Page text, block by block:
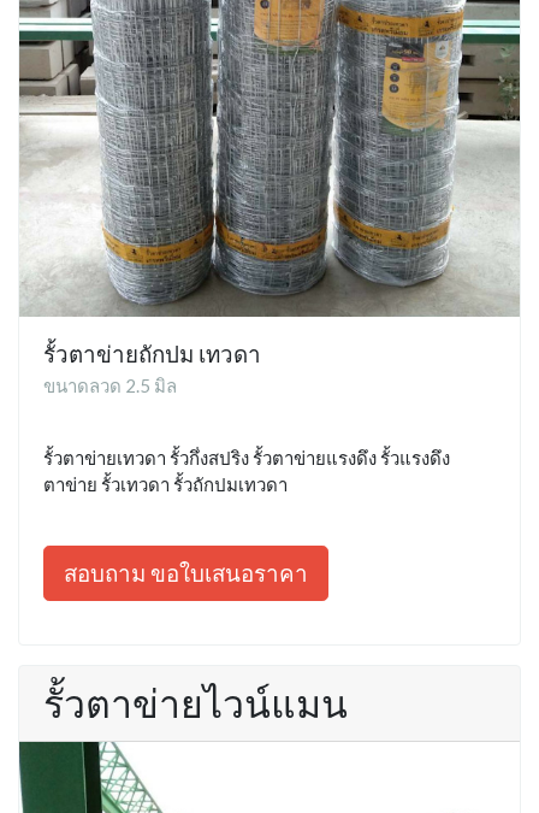
รั้วตาข่ายถักปม เทวดา
ขนาดลวด 2.5 มิล
รั้วตาข่ายเทวดา รั้วกึ่งสปริง รั้วตาข่ายแรงดึง รั้วแรงดึง
ตาข่าย รั้วเทวดา รั้วถักปมเทวดา
สอบถาม ขอใบเสนอราคา
รั้วตาข่ายไวน์แมน